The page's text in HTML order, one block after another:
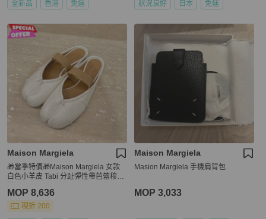
全新品 香港 免運 狀況良好 日本 免運
Maison Margiela
🎁當季特價🎁Maison Margiela 女款
白色小羊皮 Tabi 分趾彈性帶芭蕾穆勒
MOP 8,636
現折 200
Maison Margiela
Masion Margiela 手機肩背包
MOP 3,033